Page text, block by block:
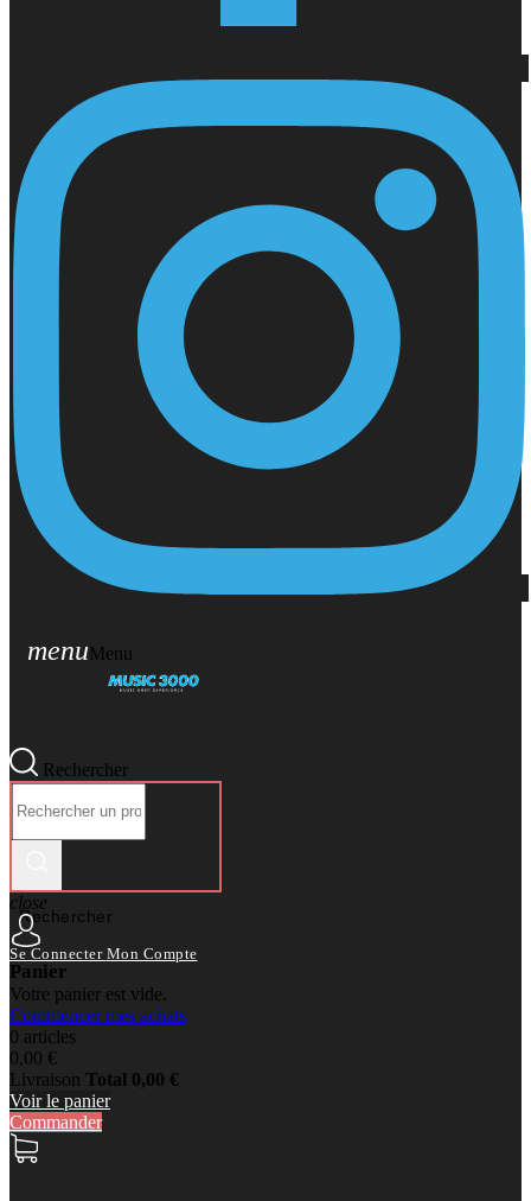
menuMenu
Rechercher
Rechercher
close
Se Connecter Mon Compte
Panier
Votre panier est vide.
Commencer mes achats
0 articles
0,00 €
Livraison Total 0,00 €
Voir le panier
Commander